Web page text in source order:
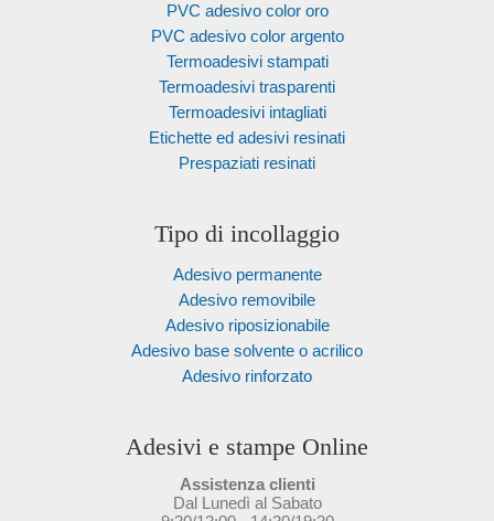
PVC adesivo color oro
PVC adesivo color argento
Termoadesivi stampati
Termoadesivi trasparenti
Termoadesivi intagliati
Etichette ed adesivi resinati
Prespaziati resinati
Tipo di incollaggio
Adesivo permanente
Adesivo removibile
Adesivo riposizionabile
Adesivo base solvente o acrilico
Adesivo rinforzato
Adesivi e stampe Online
Assistenza clienti
Dal Lunedì al Sabato